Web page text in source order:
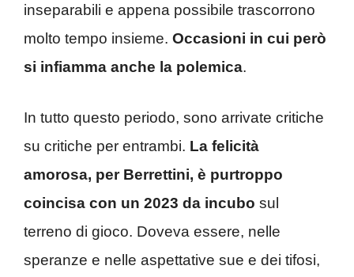
inseparabili e appena possibile trascorrono
molto tempo insieme. Occasioni in cui però
si infiamma anche la polemica.
In tutto questo periodo, sono arrivate critiche
su critiche per entrambi. La felicità
amorosa, per Berrettini, è purtroppo
coincisa con un 2023 da incubo sul
terreno di gioco. Doveva essere, nelle
speranze e nelle aspettative sue e dei tifosi,